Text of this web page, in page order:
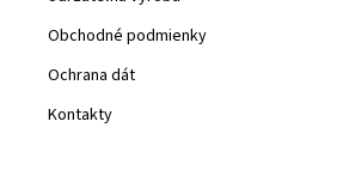
Obchodné podmienky
Ochrana dát
Kontakty